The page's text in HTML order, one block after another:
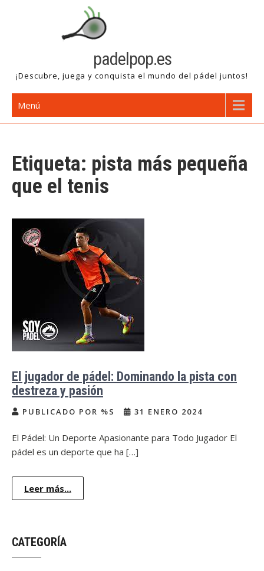
padelpop.es
¡Descubre, juega y conquista el mundo del pádel juntos!
Menú
Etiqueta: pista más pequeña
que el tenis
El jugador de pádel: Dominando la pista con
destreza y pasión
PUBLICADO POR %S 31 ENERO 2024
El Pádel: Un Deporte Apasionante para Todo Jugador El
pádel es un deporte que ha […]
Leer más...
CATEGORÍA